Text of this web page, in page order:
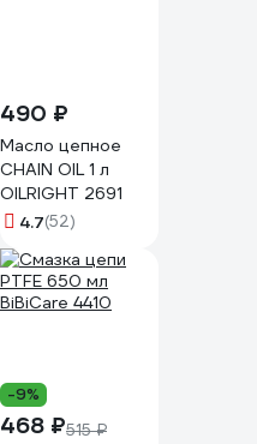
490 ₽
Масло цепное
CHAIN OIL 1 л
OILRIGHT 2691
4.7(52)
-9%
468 ₽515 ₽